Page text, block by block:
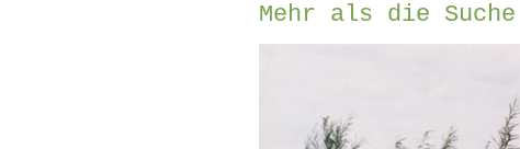
Mehr als die